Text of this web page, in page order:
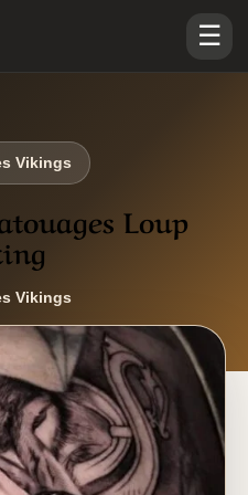
☰
Vikings
Loup
Vikings